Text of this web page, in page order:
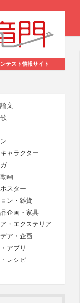
テスト情報サイト
文
ャラクター
画
スター
ン・雑貨
企画・家具
・エクステリア
ア・企画
アプリ
レシピ